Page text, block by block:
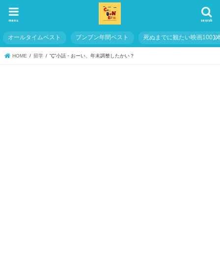
search
menu
オールタイムベスト ブンブン年間ベスト 死ぬまでに観たい映画1001
HOME 留学 ”Ç”小話・おーい、年末調整したかい？